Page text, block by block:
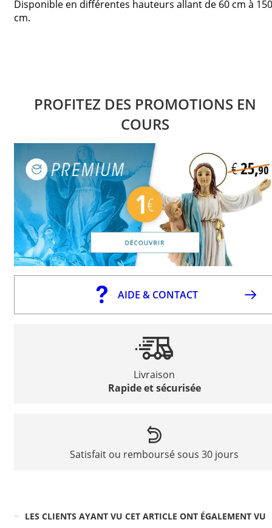
Disponible en différentes hauteurs allant de 60 cm à 150
cm.
PROFITEZ DES PROMOTIONS EN
COURS
AIDE & CONTACT
Livraison
Rapide et sécurisée
Satisfait ou remboursé sous 30 jours
LES CLIENTS AYANT VU CET ARTICLE ONT ÉGALEMENT VU